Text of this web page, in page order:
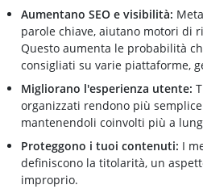
Aumentano SEO e visibilità:
parole chiave, aiutano motori di
Questo aumenta le probabilità
consigliati su varie piattaforme,
Migliorano l'esperienza utente:
organizzati rendono più
mantenendoli coinvolti più a
Proteggono i tuoi contenuti: I
definiscono la titolarità, un
improprio.